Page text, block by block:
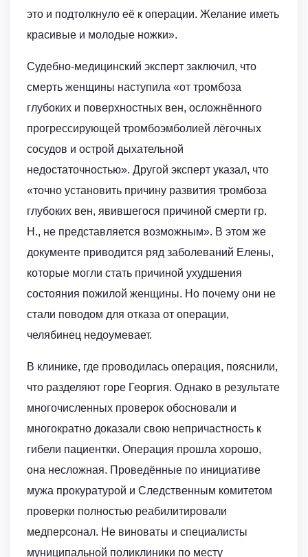
это и подтолкнуло её к операции. Желание иметь
красивые и молодые ножки».
Судебно-медицинский эксперт заключил, что
смерть женщины наступила «от тромбоза
глубоких и поверхностных вен, осложнённого
прогрессирующей тромбоэмболией лёгочных
сосудов и острой дыхательной
недостаточностью». Другой эксперт указал, что
«точно установить причину развития тромбоза
глубоких вен, явившегося причиной смерти гр.
Н., не представляется возможным». В этом же
документе приводится ряд заболеваний Елены,
которые могли стать причиной ухудшения
состояния пожилой женщины. Но почему они не
стали поводом для отказа от операции,
челябинец недоумевает.
В клинике, где проводилась операция, пояснили,
что разделяют горе Георгия. Однако в результате
многочисленных проверок обосновали и
многократно доказали свою непричастность к
гибели пациентки. Операция прошла хорошо,
она несложная. Проведённые по инициативе
мужа прокуратурой и Следственным комитетом
проверки полностью реабилитировали
медперсонал. Не виноваты и специалисты
муниципальной поликлиники по месту